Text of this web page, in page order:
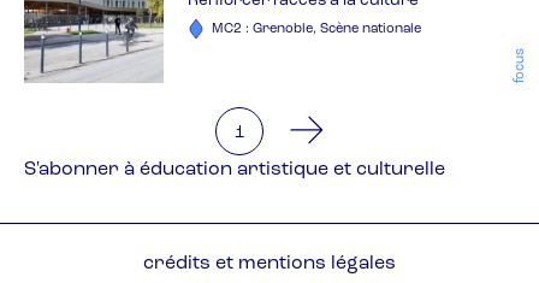
MC2 : Grenoble, Scène nationale
focus
Pagination
You're on page
1
S'abonner à éducation artistique et culturelle
crédits et mentions légales